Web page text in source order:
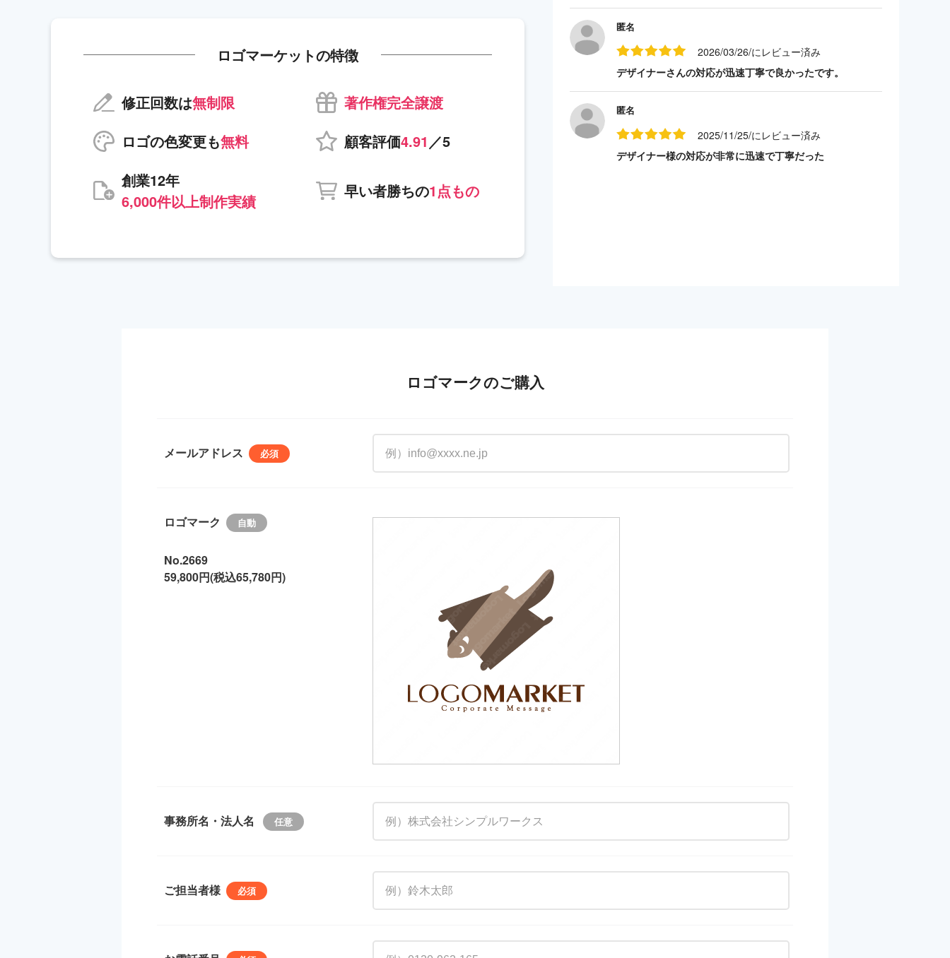
ロゴマーケットの特徴
修正回数は無制限
著作権完全譲渡
ロゴの色変更も無料 顧客評価4.91 ／5
創業12年
6,000件以上制作実績
早い者勝ちの1点もの
匿名
2026/03/26/にレビュー済み
デザイナーさんの対応が迅速丁寧で良かったです。
匿名
2025/11/25/にレビュー済み
デザイナー様の対応が非常に迅速で丁寧だった
ロゴマークのご購入
メールアドレス
ロゴマーク
No.2669
59,800円(税込65,780円)
事務所名・法人名
ご担当者様